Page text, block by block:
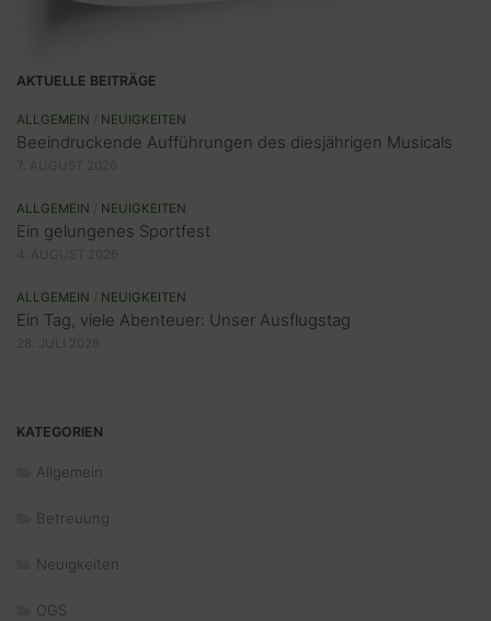
AKTUELLE BEITRÄGE
ALLGEMEIN NEUIGKEITEN
Beeindruckende Aufführungen des diesjährigen Musicals
ALLGEMEIN NEUIGKEITEN
Ein gelungenes Sportfest
ALLGEMEIN NEUIGKEITEN
Ein Tag, viele Abenteuer: Unser Ausflugstag
KATEGORIEN
Allgemein
Betreuung
Neuigkeiten
OGS